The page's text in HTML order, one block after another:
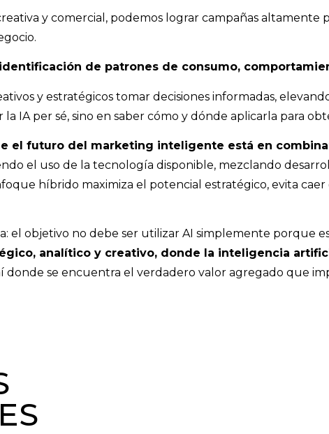
y comercial, podemos lograr campañas altamente
de patrones de consumo,
y estratégicos tomar decisiones informadas,
IA per sé, sino en saber cómo y dónde aplicarla para
el futuro del marketing inteligente está en
el uso de la tecnología disponible, mezclando
híbrido maximiza el potencial estratégico, evita
el objetivo no debe ser utilizar AI simplemente porque
analítico y creativo, donde la inteligencia
donde se encuentra el verdadero valor agregado que